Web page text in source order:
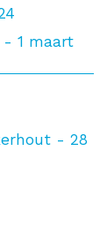
- 1 maart
- 28